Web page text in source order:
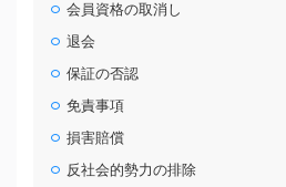
会員資格の取消し
退会
保証の否認
免責事項
損害賠償
反社会的勢力の排除